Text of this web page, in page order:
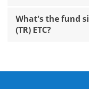
What's the fund
(TR) ETC?